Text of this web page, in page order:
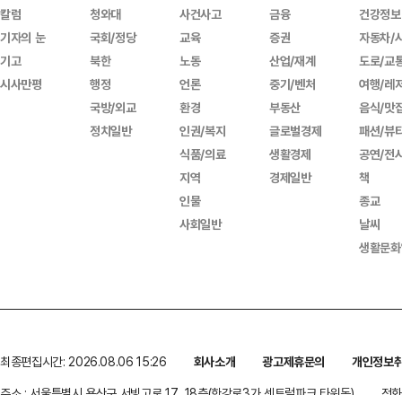
칼럼
기자의 눈
기고
시사만평
청와대
국회/정당
북한
행정
국방/외교
정치일반
사건사고
교육
노동
언론
환경
인권/복지
식품/의료
지역
인물
사회일반
금융
증권
산업/재계
중기/벤처
부동산
글로벌경제
생활경제
경제일반
건강정보
자동차/
도로/교
여행/레
음식/맛
패션/뷰
공연/전
책
종교
날씨
생활문
최종편집시간: 2026.08.06 15:26 회사소개 광고제휴문의
개인정보